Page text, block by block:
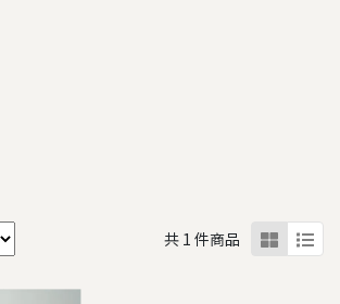
共 1 件商品